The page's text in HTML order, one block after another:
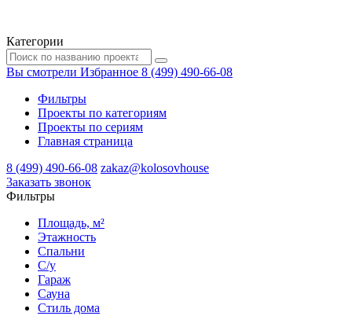
Категории
Вы смотрели Избранное 8 (499) 490-66-08
Фильтры
Проекты по категориям
Проекты по сериям
Главная страница
8 (499) 490-66-08 zakaz@kolosovhouse
3аказать звонок
Фильтры
Площадь, м²
Этажность
Спальни
С/у
Гараж
Сауна
Стиль дома